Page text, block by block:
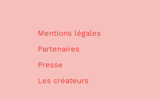
Mentions légales
Partenaires
Presse
Les créateurs